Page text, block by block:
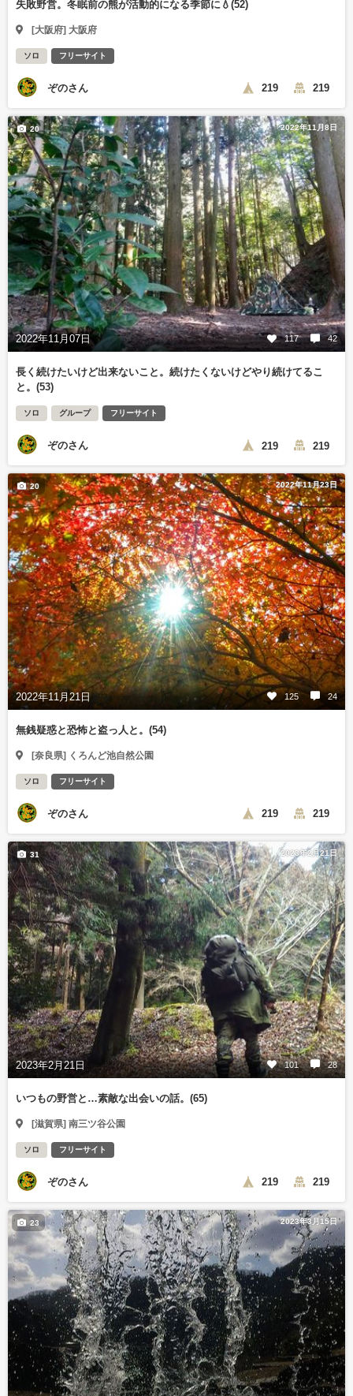
失敗野営。冬眠前の熊が活動的になる季節に💧(52)
[大阪府] 大阪府
ソロ フリーサイト
ぞのさん 219 219
2022年11月8日
2022年11月07日 117 42
20
長く続けたいけど出来ないこと。続けたくないけどやり続けてるこ
と。(53)
ソロ グループ フリーサイト
ぞのさん 219 219
2022年11月23日
2022年11月21日 125 24
20
無銭疑惑と恐怖と盗っ人と。(54)
[奈良県] くろんど池自然公園
ソロ フリーサイト
ぞのさん 219 219
2023年2月21日
2023年2月21日 101 28
31
いつもの野営と…素敵な出会いの話。(65)
[滋賀県] 南三ツ谷公園
ソロ フリーサイト
ぞのさん 219 219
2023年3月15日
23